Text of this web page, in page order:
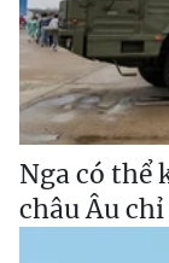
Nga có thể
châu Âu